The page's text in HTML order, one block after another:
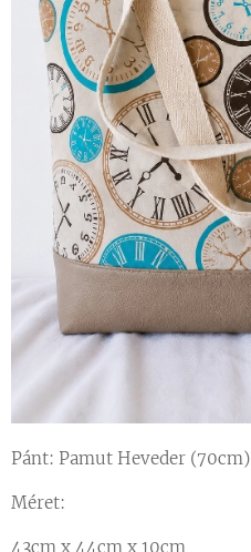
Pánt: Pamut Heveder (70cm)
Méret:
43cm x 44cm x 10cm